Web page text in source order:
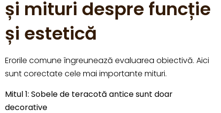
și mituri despre funcție
și estetică
Erorile comune îngreunează evaluarea obiectivă. Aici
sunt corectate cele mai importante mituri.
Mitul 1: Sobele de teracotă antice sunt doar
decorative